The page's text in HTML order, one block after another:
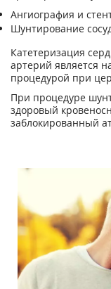
Ангиография и
Шунтирование
Катетеризация
артерий является
процедурой при
При процедуре
здоровый
заблокированный